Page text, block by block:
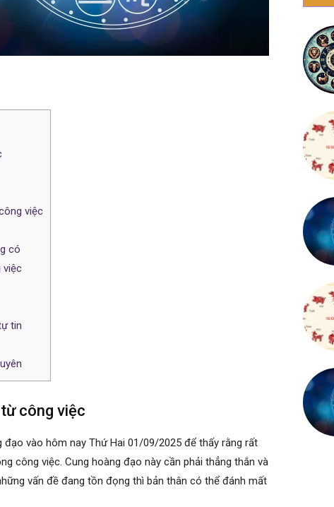
việc
có
việc
tin
công việc
vào hôm nay Thứ Hai 01/09/2025 để thấy rằng rất
công việc. Cung hoàng đạo này cần phải thẳng thắn và
vấn đề đang tồn đọng thì bản thân có thể đánh mất